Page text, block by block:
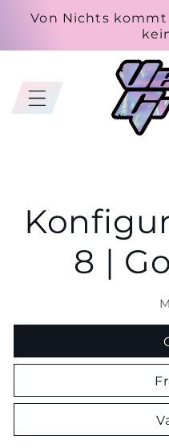
Skip to
Von Nichts
Skip to
product
information
8 |